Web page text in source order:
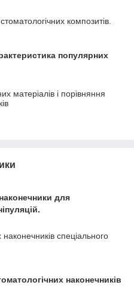
композитів.
популярних
матеріалів і порівняння
для
спеціального
наконечників